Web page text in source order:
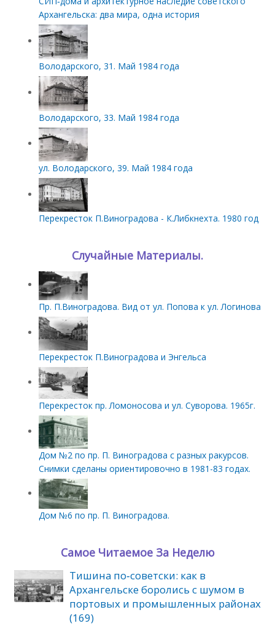
Архангельска: два мира, одна история
Володарского, 31. Май 1984 года
Володарского, 33. Май 1984 года
ул. Володарского, 39. Май 1984 года
Перекресток П.Виноградова - К.Либкнехта. 1980 год
Случайные Материалы.
Пр. П.Виноградова. Вид от ул. Попова к ул. Логинова
Перекресток П.Виноградова и Энгельса
Перекресток пр. Ломоносова и ул. Суворова. 1965г.
Дом №2 по пр. П. Виноградова с разных ракурсов.
Снимки сделаны ориентировочно в 1981-83 годах.
Дом №6 по пр. П. Виноградова.
Самое Читаемое За Неделю
Тишина по‑советски: как в
Архангельске боролись с шумом в
портовых и промышленных районах
(169)